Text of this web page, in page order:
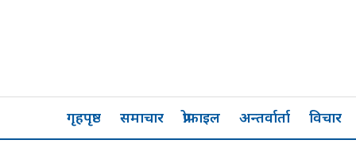
गृहपृष्ठ समाचार प्रोफाइल अन्तर्वार्ता विचार